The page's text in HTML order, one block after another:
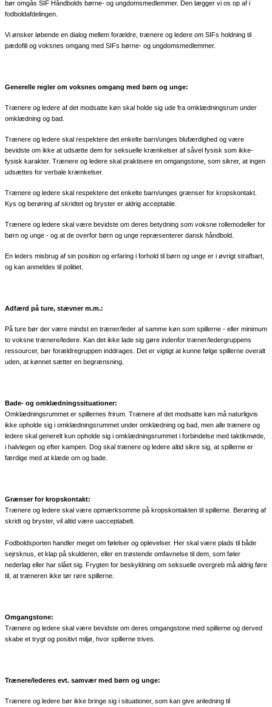
bør omgås SIF Håndbolds børne- og ungdomsmedlemmer. Den lægger vi os op af i
fodboldafdelingen.
Vi ønsker løbende en dialog mellem forældre, trænere og ledere om SIFs holdning til
pædofili og voksnes omgang med SIFs børne- og ungdomsmedlemmer.
Generelle regler om voksnes omgang med børn og unge:
Trænere og ledere af det modsatte køn skal holde sig ude fra omklædningsrum under
omklædning og bad.
Trænere og ledere skal respektere det enkelte barn/unges blufærdighed og være
bevidste om ikke at udsætte dem for seksuelle krænkelser af såvel fysisk som ikke-
fysisk karakter. Trænere og ledere skal praktisere en omgangstone, som sikrer, at ingen
udsættes for verbale krænkelser.
Trænere og ledere skal respektere det enkelte barn/unges grænser for kropskontakt.
Kys og berøring af skridtet og bryster er aldrig acceptable.
Trænere og ledere skal være bevidste om deres betydning som voksne rollemodeller for
børn og unge - og at de overfor børn og unge repræsenterer dansk håndbold.
En leders misbrug af sin position og erfaring i forhold til børn og unge er i øvrigt strafbart,
og kan anmeldes til politiet.
Adfærd på ture, stævner m.m.:
På ture bør der være mindst en træner/leder af samme køn som spillerne - eller minimum
to voksne trænere/ledere. Kan det ikke lade sig gøre indenfor træner/ledergruppens
ressourcer, bør forældregruppen inddrages. Det er vigtigt at kunne følge spillerne overalt
uden, at kønnet sætter en begrænsning.
Bade- og omklædningssituationer:
Omklædningsrummet er spillernes frirum. Trænere af det modsatte køn må naturligvis
ikke opholde sig i omklædningsrummet under omklædning og bad, men alle trænere og
ledere skal generelt kun opholde sig i omklædningsrummet i forbindelse med taktikmøde,
i halvlegen og efter kampen. Dog skal trænere og ledere altid sikre sig, at spillerne er
færdige med at klæde om og bade.
Grænser for kropskontakt:
Trænere og ledere skal være opmærksomme på kropskontakten til spillerne. Berøring af
skridt og bryster, vil altid være uacceptabelt.
Fodboldsporten handler meget om følelser og oplevelser. Her skal være plads til både
sejrsknus, et klap på skulderen, eller en trøstende omfavnelse til dem, som føler
nederlag eller har slået sig. Frygten for beskyldning om seksuelle overgreb må aldrig føre
til, at træneren ikke tør røre spillerne.
Omgangstone:
Trænere og ledere skal være bevidste om deres omgangstone med spillerne og derved
skabe et trygt og positivt miljø, hvor spillerne trives.
Trænere/lederes evt. samvær med børn og unge:
Trænere og ledere bør ikke bringe sig i situationer, som kan give anledning til